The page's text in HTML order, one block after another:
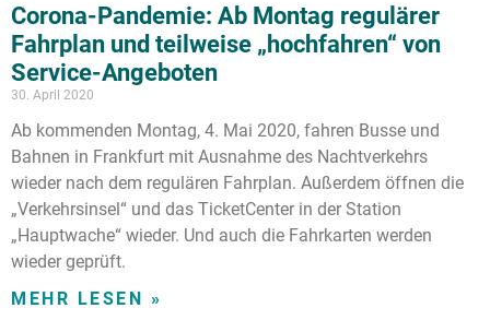
Corona-Pandemie: Ab Montag regulärer
Fahrplan und teilweise „hochfahren“ von
Service-Angeboten
30. April 2020
Ab kommenden Montag, 4. Mai 2020, fahren Busse und
Bahnen in Frankfurt mit Ausnahme des Nachtverkehrs
wieder nach dem regulären Fahrplan. Außerdem öffnen die
„Verkehrsinsel“ und das TicketCenter in der Station
„Hauptwache“ wieder. Und auch die Fahrkarten werden
wieder geprüft.
MEHR LESEN »